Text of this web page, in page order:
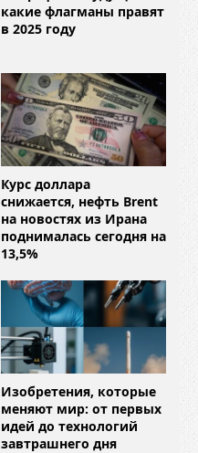
какие флагманы правят
в 2025 году
Курс доллара
снижается, нефть Brent
на новостях из Ирана
поднималась сегодня на
13,5%
Изобретения, которые
меняют мир: от первых
идей до технологий
завтрашнего дня